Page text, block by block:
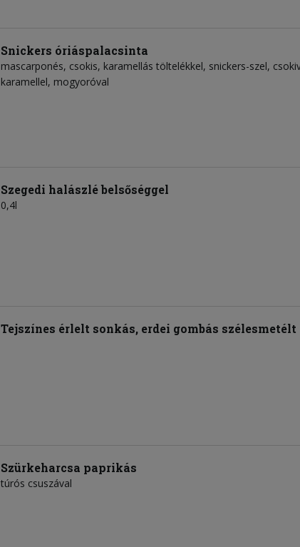
Snickers óriáspalacsinta
mascarponés, csokis, karamellás töltelékkel, snickers-szel,
karamellel, mogyoróval
Szegedi halászlé belsőséggel
0,4l
Tejszínes érlelt sonkás, erdei gombás szélesmetélt
Szürkeharcsa paprikás
túrós csuszával